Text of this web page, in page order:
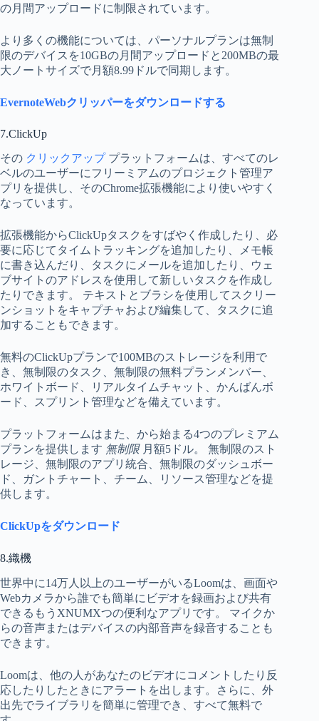
の月間アップロードに制限されています。
より多くの機能については、パーソナルプランは無制
限のデバイスを10GBの月間アップロードと200MBの最
大ノートサイズで月額8.99ドルで同期します。
EvernoteWebクリッパーをダウンロードする
7.ClickUp
その クリックアップ プラットフォームは、すべてのレ
ベルのユーザーにフリーミアムのプロジェクト管理ア
プリを提供し、そのChrome拡張機能により使いやすく
なっています。
拡張機能からClickUpタスクをすばやく作成したり、必
要に応じてタイムトラッキングを追加したり、メモ帳
に書き込んだり、タスクにメールを追加したり、ウェ
ブサイトのアドレスを使用して新しいタスクを作成し
たりできます。 テキストとブラシを使用してスクリー
ンショットをキャプチャおよび編集して、タスクに追
加することもできます。
無料のClickUpプランで100MBのストレージを利用で
き、無制限のタスク、無制限の無料プランメンバー、
ホワイトボード、リアルタイムチャット、かんばんボ
ード、スプリント管理などを備えています。
プラットフォームはまた、から始まる4つのプレミアム
プランを提供します 無制限月額5ドル。 無制限のスト
レージ、無制限のアプリ統合、無制限のダッシュボー
ド、ガントチャート、チーム、リソース管理などを提
供します。
ClickUpをダウンロード
8.織機
世界中に14万人以上のユーザーがいるLoomは、画面や
Webカメラから誰でも簡単にビデオを録画および共有
できるもうXNUMXつの便利なアプリです。 マイクか
らの音声またはデバイスの内部音声を録音することも
できます。
Loomは、他の人があなたのビデオにコメントしたり反
応したりしたときにアラートを出します。さらに、外
出先でライブラリを簡単に管理でき、すべて無料で